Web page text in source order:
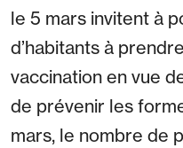
le 5 mars invitent à
d’habitants à
vaccination en vue
de prévenir les
mars, le nombre de